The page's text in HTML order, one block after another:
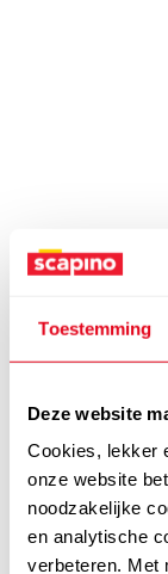
Toestemming
Deze website
Cookies, lekker
onze website
noodzakelijke
en analytische
verbeteren. Met